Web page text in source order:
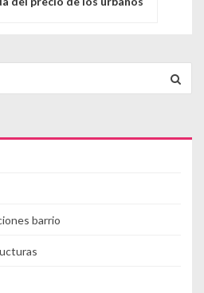
barrio